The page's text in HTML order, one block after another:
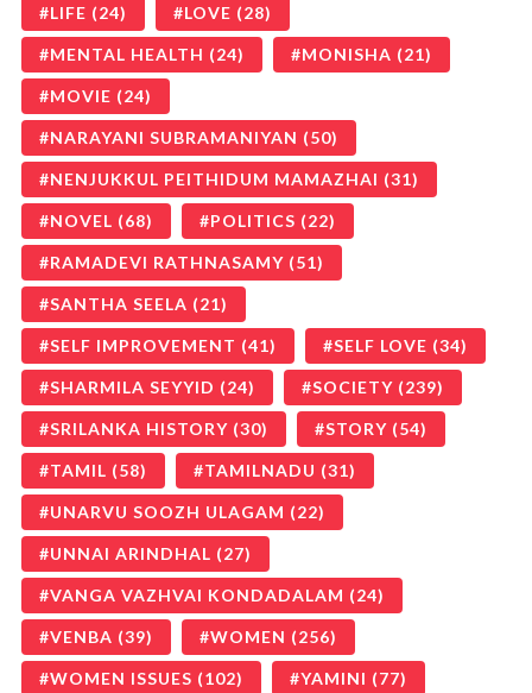
LIFE (24) LOVE (28)
MENTAL HEALTH (24) MONISHA (21)
MOVIE (24)
NARAYANI SUBRAMANIYAN (50)
NENJUKKUL PEITHIDUM MAMAZHAI (31)
NOVEL (68) POLITICS (22)
RAMADEVI RATHNASAMY (51)
SANTHA SEELA (21)
SELF IMPROVEMENT (41) SELF LOVE (34)
SHARMILA SEYYID (24) SOCIETY (239)
SRILANKA HISTORY (30) STORY (54)
TAMIL (58) TAMILNADU (31)
UNARVU SOOZH ULAGAM (22)
UNNAI ARINDHAL (27)
VANGA VAZHVAI KONDADALAM (24)
VENBA (39) WOMEN (256)
WOMEN ISSUES (102) YAMINI (77)